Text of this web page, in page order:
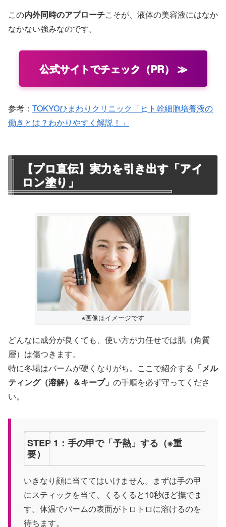
この内外同時のアプローチこそが、液体の美容液にはなか
なかない強みなのです。
公式サイトでチェック（PR） ≫
参考： TOKYOひまわりクリニック「ヒト幹細胞培養液の
働きとは？わかりやすく解説！」
【プロ直伝】実力を引き出す「アイ
ロン塗り」
※画像はイメージです
どんなに成分が良くても、使い方が力任せでは肌（角質
層）は傷つきます。
特に冬場はバームが硬くなりがち。ここで紹介する 「メル
ティング（溶解）＆キープ」 の手順を必ず守ってくださ
い。
STEP 1：手の甲で「予熱」する（※重
要）
いきなり顔に当ててはいけません。まずは手の甲
にスティックを当て、くるくると10秒ほど撫でま
す。体温でバームの表面がトロトロに溶けるのを
待ちます。